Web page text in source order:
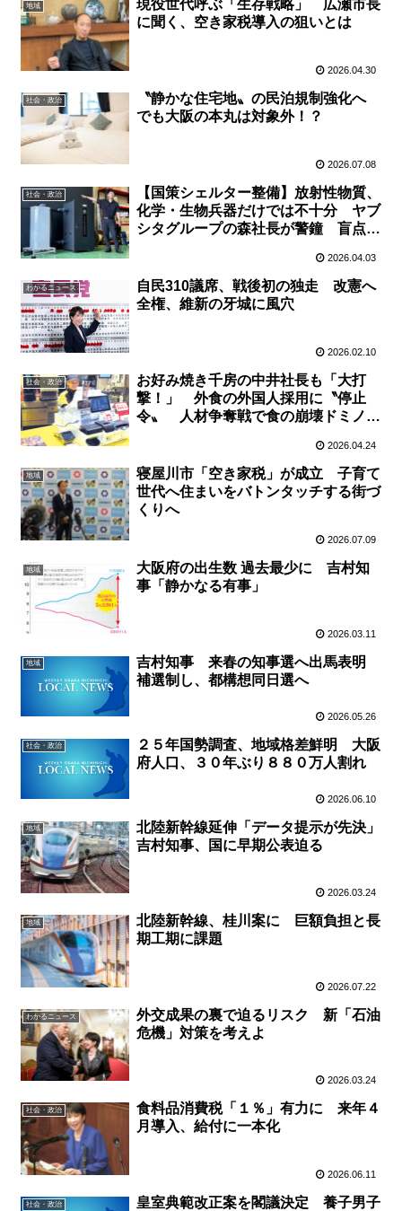
地域
現役世代呼ぶ「生存戦略」 広瀬市長
に聞く、空き家税導入の狙いとは
2026.04.30
社会・政治
〝静かな住宅地〟の民泊規制強化へ
でも大阪の本丸は対象外！？
2026.07.08
社会・政治
【国策シェルター整備】放射性物質、
化学・生物兵器だけでは不十分 ヤブ
シタグループの森社長が警鐘 盲点は
2026.04.03
わかるニュース
自民310議席、戦後初の独走 改憲へ
全権、維新の牙城に風穴
2026.02.10
社会・政治
お好み焼き千房の中井社長も「大打
撃！」 外食の外国人採用に〝停止
令〟 人材争奪戦で食の崩壊ドミノの
2026.04.24
地域
寝屋川市「空き家税」が成立 子育て
世代へ住まいをバトンタッチする街づ
くりへ
2026.07.09
地域
大阪府の出生数 過去最少に 吉村知
事「静かなる有事」
2026.03.11
地域
吉村知事 来春の知事選へ出馬表明
補選制し、都構想同日選へ
2026.05.26
社会・政治
２５年国勢調査、地域格差鮮明 大阪
府人口、３０年ぶり８８０万人割れ
2026.06.10
地域
北陸新幹線延伸「データ提示が先決」
吉村知事、国に早期公表迫る
2026.03.24
地域
北陸新幹線、桂川案に 巨額負担と長
期工期に課題
2026.07.22
わかるニュース
外交成果の裏で迫るリスク 新「石油
危機」対策を考えよ
2026.03.24
社会・政治
食料品消費税「１％」有力に 来年４
月導入、給付に一本化
2026.06.11
社会・政治
皇室典範改正案を閣議決定 養子男子